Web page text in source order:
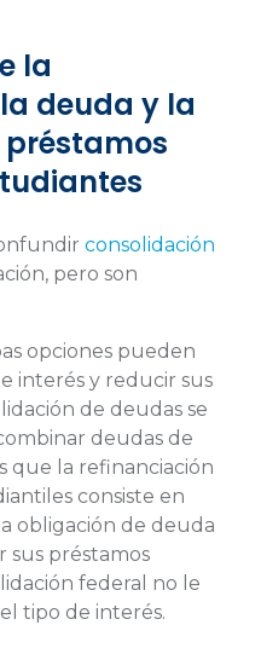
la
deuda y la
consolidación
pero son
opciones pueden
interés y reducir sus
de deudas se
deudas de
que la refinanciación
consiste en
obligación de deuda
sus préstamos
federal no le
tipo de interés.